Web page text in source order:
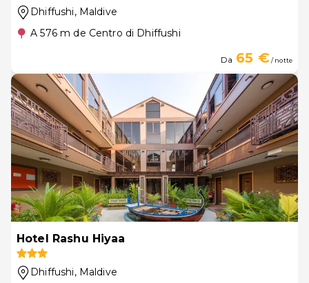
Dhiffushi, Maldive
A 576 m de Centro di Dhiffushi
Da 65 €/ notte
Hotel Rashu Hiyaa
Dhiffushi, Maldive